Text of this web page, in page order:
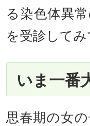
る染色体異
を受診して
いま一番
思春期の女